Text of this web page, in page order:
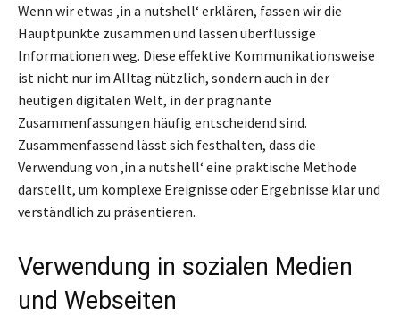
Wenn wir etwas ‚in a nutshell‘ erklären, fassen wir die
Hauptpunkte zusammen und lassen überflüssige
Informationen weg. Diese effektive Kommunikationsweise
ist nicht nur im Alltag nützlich, sondern auch in der
heutigen digitalen Welt, in der prägnante
Zusammenfassungen häufig entscheidend sind.
Zusammenfassend lässt sich festhalten, dass die
Verwendung von ‚in a nutshell‘ eine praktische Methode
darstellt, um komplexe Ereignisse oder Ergebnisse klar und
verständlich zu präsentieren.
Verwendung in sozialen Medien
und Webseiten